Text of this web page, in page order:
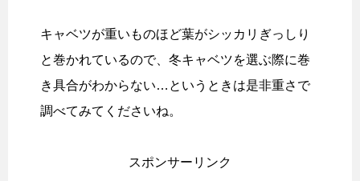
キャベツが重いものほど葉がシッカリぎっしり
と巻かれているので、冬キャベツを選ぶ際に巻
き具合がわからない…というときは是非重さで
調べてみてくださいね。
スポンサーリンク